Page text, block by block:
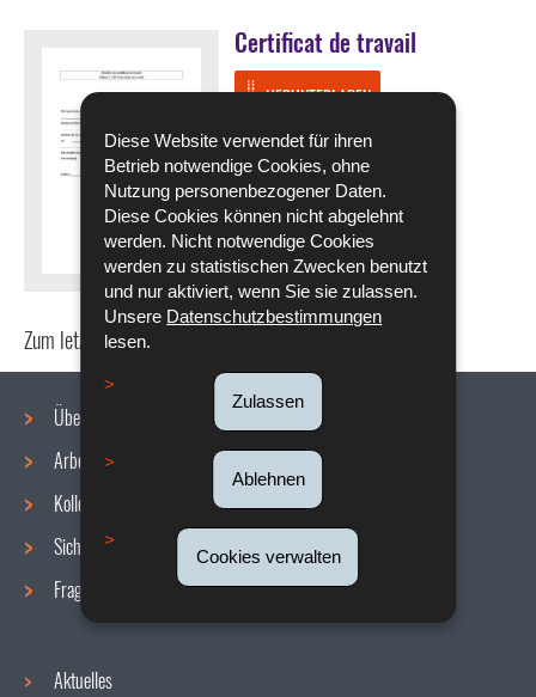
Diese Website verwendet für ihren
Betrieb notwendige Cookies, ohne
Nutzung personenbezogener Daten.
Diese Cookies können nicht abgelehnt
werden. Nicht notwendige Cookies
werden zu statistischen Zwecken benutzt
und nur aktiviert, wenn Sie sie zulassen.
Unsere Datenschutzbestimmungen
lesen.
Zulassen
Ablehnen
Cookies verwalten
Certificat de travail
Sprache : Französisch
Pdf - 32 KB - 1 Seite(n)
HERUNTERLADEN
Zum letzten Mal aktualisiert am
Navigationsmenü
Über uns
Arbeitsbedingungen
Kollektive Vereinbarungen
Sicherheit/Gesundheit am Arbeitsplatz
Fragen / Antworten
Aktuelles